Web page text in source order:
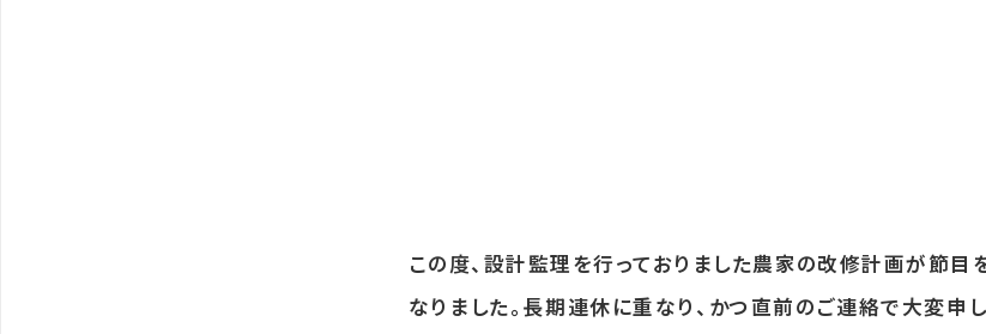
この度、設計監理を行っておりました農家の改修計画が節目
なりました。 長期連休に重なり、 かつ直前のご連絡で大変申